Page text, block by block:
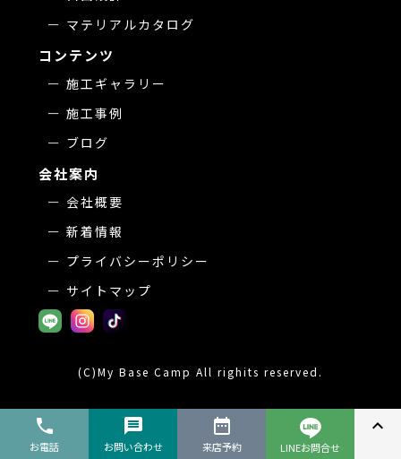
マテリアルカタログ
コンテンツ
施工ギャラリー
施工事例
ブログ
会社案内
会社概要
新着情報
プライバシーポリシー
サイトマップ
(C)My Base Camp All righits reserved.
phone
お電話
message
お問い合わせ
date_range
来店予約 LINEお問合せ
expand_less